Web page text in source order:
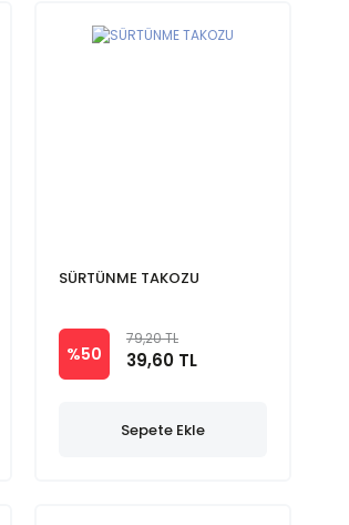
SÜRTÜNME TAKOZU
%50
79,20 TL
39,60 TL
Sepete Ekle